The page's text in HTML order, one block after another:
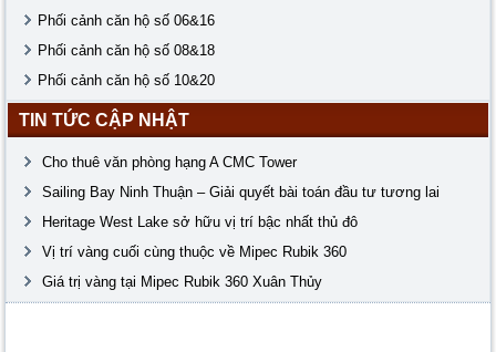
Phối cảnh căn hộ số 06&16
Phối cảnh căn hộ số 08&18
Phối cảnh căn hộ số 10&20
TIN TỨC CẬP NHẬT
Cho thuê văn phòng hạng A CMC Tower
Sailing Bay Ninh Thuận – Giải quyết bài toán đầu tư tương lai
Heritage West Lake sở hữu vị trí bậc nhất thủ đô
Vị trí vàng cuối cùng thuộc về Mipec Rubik 360
Giá trị vàng tại Mipec Rubik 360 Xuân Thủy